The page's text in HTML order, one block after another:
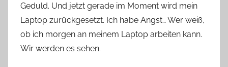
Geduld. Und jetzt gerade im Moment wird mein
Laptop zurückgesetzt. Ich habe Angst… Wer weiß,
ob ich morgen an meinem Laptop arbeiten kann.
Wir werden es sehen.